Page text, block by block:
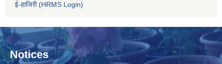
ई-हाजिरी (HRMS Login)
Notices